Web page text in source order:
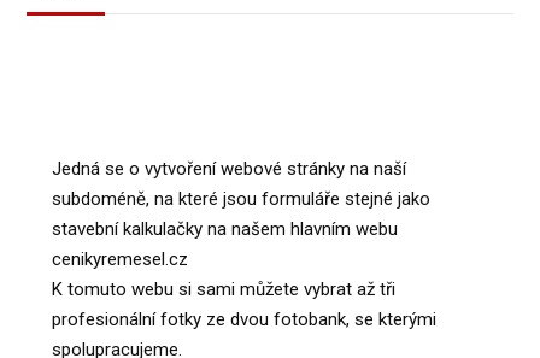
Jedná se o vytvoření webové stránky na naší
subdoméně, na které jsou formuláře stejné jako
stavební kalkulačky na našem hlavním webu
cenikyremesel.cz
K tomuto webu si sami můžete vybrat až tři
profesionální fotky ze dvou fotobank, se kterými
spolupracujeme.